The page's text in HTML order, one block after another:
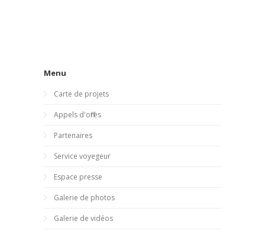
Menu
Carte de projets
Appels d'offres
Partenaires
Service voyegeur
Espace presse
Galerie de photos
Galerie de vidéos